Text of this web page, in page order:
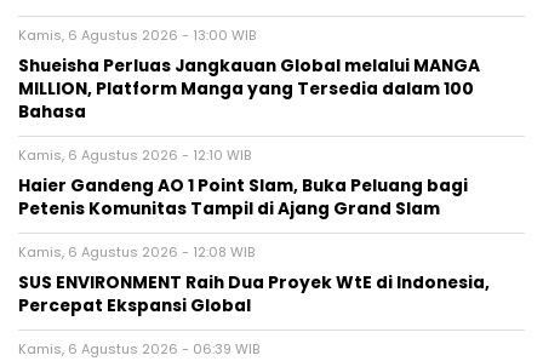
Kamis, 6 Agustus 2026 - 13:00 WIB
Shueisha Perluas Jangkauan Global melalui MANGA
MILLION, Platform Manga yang Tersedia dalam 100
Bahasa
Kamis, 6 Agustus 2026 - 12:10 WIB
Haier Gandeng AO 1 Point Slam, Buka Peluang bagi
Petenis Komunitas Tampil di Ajang Grand Slam
Kamis, 6 Agustus 2026 - 12:08 WIB
SUS ENVIRONMENT Raih Dua Proyek WtE di Indonesia,
Percepat Ekspansi Global
Kamis, 6 Agustus 2026 - 06:39 WIB